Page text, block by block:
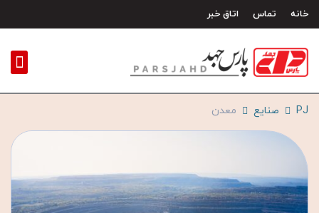
خانه تماس اتاق خبر
PJ صنایع معدن